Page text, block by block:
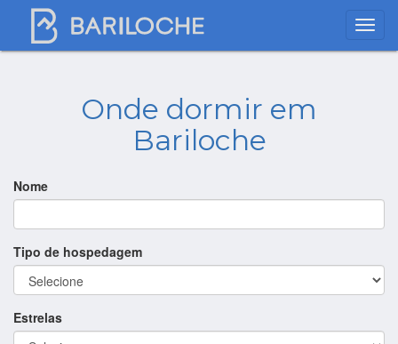
Onde dormir em
Bariloche
Nome
Tipo de hospedagem
Estrelas